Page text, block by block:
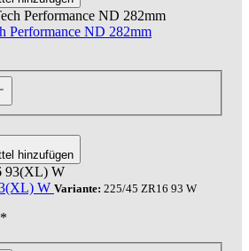
Performance ND 282mm
hinzufügen
W Variante: 225/45 ZR16 93 W